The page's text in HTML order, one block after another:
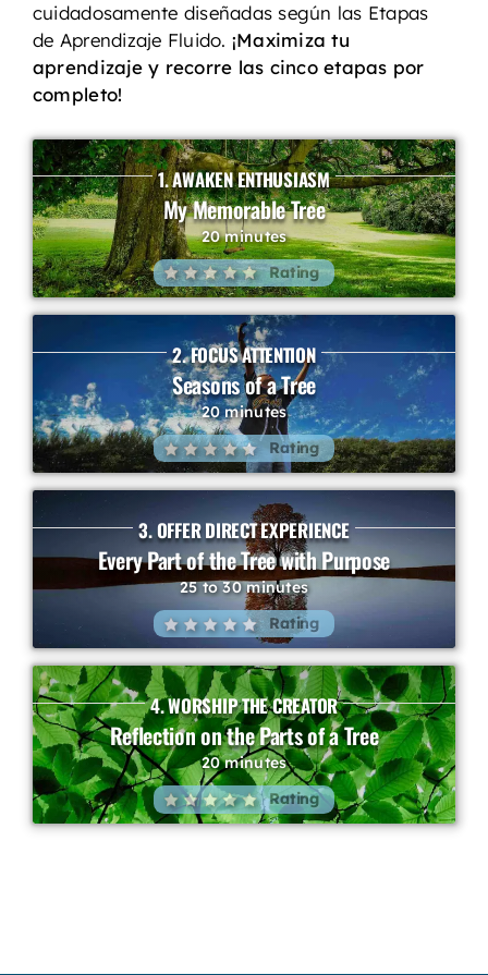
cuidadosamente diseñadas según las Etapas
de Aprendizaje Fluido. ¡Maximiza tu
aprendizaje y recorre las cinco etapas por
completo!
1. AWAKEN ENTHUSIASM
My Memorable Tree
20 minutes
Rating
2. FOCUS ATTENTION
Seasons of a Tree
20 minutes
Rating
3. OFFER DIRECT EXPERIENCE
Every Part of the Tree with Purpose
25 to 30 minutes
Rating
4. WORSHIP THE CREATOR
Reflection on the Parts of a Tree
20 minutes
Rating